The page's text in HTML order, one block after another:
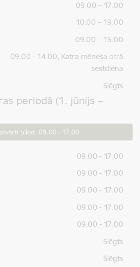
09.00 – 17.00
10.00 – 19.00
09.00 – 15.00
09.00 - 14.00, Katra mēneša otrā
sestdiena
Slēgts
periodā (1. jūnijs –
plkst. 09.00 - 17.00
09.00 - 17.00
09.00 - 17.00
09.00 - 17.00
09.00 - 17.00
09.00 - 17.00
Slēgts
Slēgts